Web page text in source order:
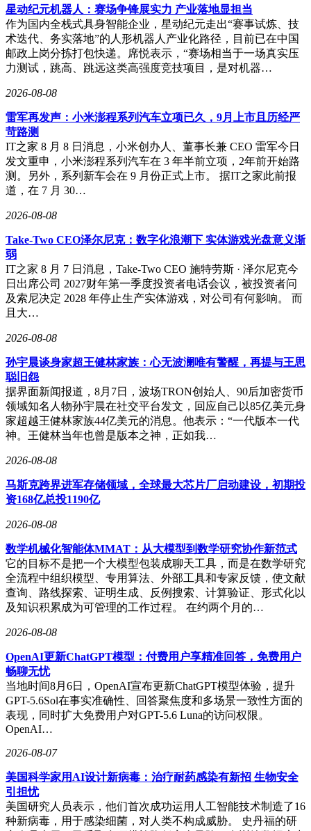
星动纪元机器人：赛场争锋展实力 产业落地显担当
作为国内全栈式具身智能企业，星动纪元走出“赛事试炼、技
术迭代、务实落地”的人形机器人产业化路径，目前已在中国
邮政上岗分拣打包快递。席悦表示，“赛场相当于一场真实压
力测试，跳高、跳远这类高强度竞技项目，是对机器…
2026-08-08
雷军再发声：小米澎程系列汽车立项已久，9月上市且历经严
苛路测
IT之家 8 月 8 日消息，小米创办人、董事长兼 CEO 雷军今日
发文重申，小米澎程系列汽车在 3 年半前立项，2年前开始路
测。另外，系列新车会在 9 月份正式上市。 据IT之家此前报
道，在 7 月 30…
2026-08-08
Take-Two CEO泽尔尼克：数字化浪潮下 实体游戏光盘意义渐
弱
IT之家 8 月 7 日消息，Take-Two CEO 施特劳斯 · 泽尔尼克今
日出席公司 2027财年第一季度投资者电话会议，被投资者问
及索尼决定 2028 年停止生产实体游戏，对公司有何影响。 而
且大…
2026-08-08
孙宇晨谈身家超王健林家族：心无波澜唯有警醒，再提与王思
聪旧怨
据界面新闻报道，8月7日，波场TRON创始人、90后加密货币
领域知名人物孙宇晨在社交平台发文，回应自己以85亿美元身
家超越王健林家族44亿美元的消息。他表示：“一代版本一代
神。王健林当年也曾是版本之神，正如我…
2026-08-08
马斯克跨界进军存储领域，全球最大芯片厂启动建设，初期投
资168亿总投1190亿
2026-08-08
数学机械化智能体MMAT：从大模型到数学研究协作新范式
它的目标不是把一个大模型包装成聊天工具，而是在数学研究
全流程中组织模型、专用算法、外部工具和专家反馈，使文献
查询、路线探索、证明生成、反例搜索、计算验证、形式化以
及知识积累成为可管理的工作过程。 在约两个月的…
2026-08-08
OpenAI更新ChatGPT模型：付费用户享精准回答，免费用户
畅聊无忧
当地时间8月6日，OpenAI宣布更新ChatGPT模型体验，提升
GPT-5.6Sol在事实准确性、回答聚焦度和多场景一致性方面的
表现，同时扩大免费用户对GPT-5.6 Luna的访问权限。
OpenAI…
2026-08-07
美国科学家用AI设计新病毒：治疗耐药感染有新招 生物安全
引担忧
美国研究人员表示，他们首次成功运用人工智能技术制造了16
种新病毒，用于感染细菌，对人类不构成威胁。 史丹福的研